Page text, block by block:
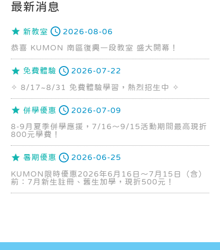
最新消息
新教室 2026-08-06
恭喜 KUMON 南區復興一段教室 盛大開幕！
免費體驗 2026-07-22
✧ 8/17~8/31 免費體驗學習，熱烈招生中 ✧
併學優惠 2026-07-09
8-9月夏季併學應援，7/16～9/15活動期間最高現折
800元學費！
暑期優惠 2026-06-25
KUMON限時優惠2026年6月16日～7月15日（含）
前：7月新生註冊、舊生加學，現折500元！